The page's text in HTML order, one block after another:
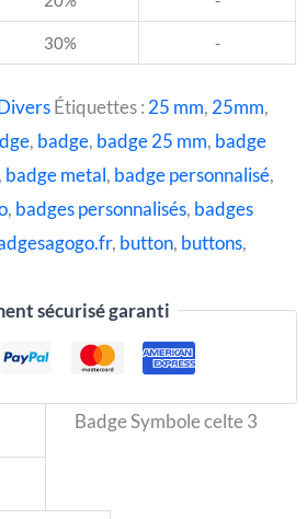
30% -
Étiquettes : 25 mm, 25mm,
, badge, badge 25 mm, badge
, badge metal, badge personnalisé,
, badges personnalisés, badges
, button, buttons,
sécurisé garanti
Badge Symbole celte 3